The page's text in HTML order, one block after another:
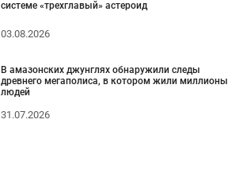
системе «трехглавый» астероид
03.08.2026
В амазонских джунглях обнаружили следы
древнего мегаполиса, в котором жили миллионы
людей
31.07.2026